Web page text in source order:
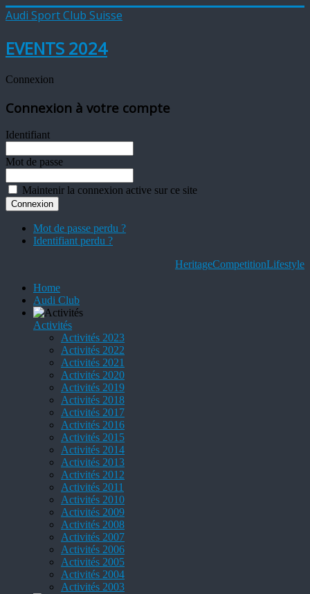
Audi Sport Club Suisse
EVENTS 2024
Connexion
Connexion à votre compte
Identifiant
Mot de passe
Maintenir la connexion active sur ce site
Mot de passe perdu ?
Identifiant perdu ?
HeritageCompetitionLifestyle
Home
Audi Club
Activités
Activités 2023
Activités 2022
Activités 2021
Activités 2020
Activités 2019
Activités 2018
Activités 2017
Activités 2016
Activités 2015
Activités 2014
Activités 2013
Activités 2012
Activités 2011
Activités 2010
Activités 2009
Activités 2008
Activités 2007
Activités 2006
Activités 2005
Activités 2004
Activités 2003